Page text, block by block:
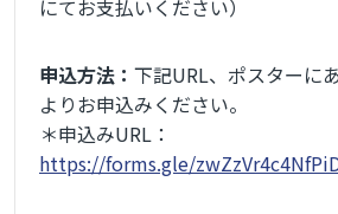
にてお支払いください）
申込方法： 下記URL、ポスターに
よりお申込みください。
＊申込みURL：
https://forms.gle/